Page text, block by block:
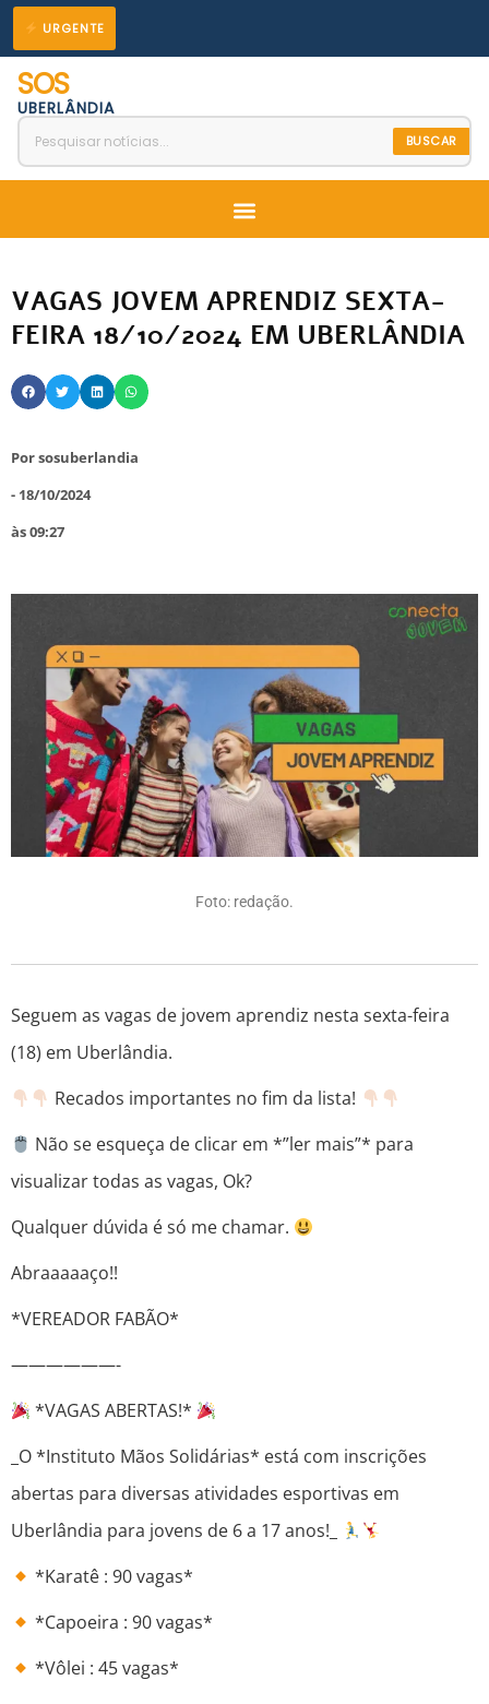
para
conteúdo
URGENTE
SOS
UBERLÂNDIA
BUSCAR
Menu
VAGAS JOVEM APRENDIZ SEXTA-
FEIRA 18/10/2024 EM UBERLÂNDIA
Porsosuberlandia
- 18/10/2024
às09:27
Foto: redação.
Seguem as vagas de jovem aprendiz nesta sexta-feira
(18) em Uberlândia.
Recados importantes no fim da lista!
Não se esqueça de clicar em *”ler mais”* para
visualizar todas as vagas, Ok?
Qualquer dúvida é só me chamar.
Abraaaaaço!!
*VEREADOR FABÃ️O*
——————-
*VAGAS ABERTAS!*
_O *Instituto Mãos Solidárias* está com inscrições
abertas para diversas atividades esportivas em
Uberlândia para jovens de 6 a 17 anos!_
*Karatê : 90 vagas*
*Capoeira : 90 vagas*
*Vôlei : 45 vagas*